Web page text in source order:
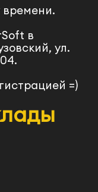
времени.
в
ул.
=)